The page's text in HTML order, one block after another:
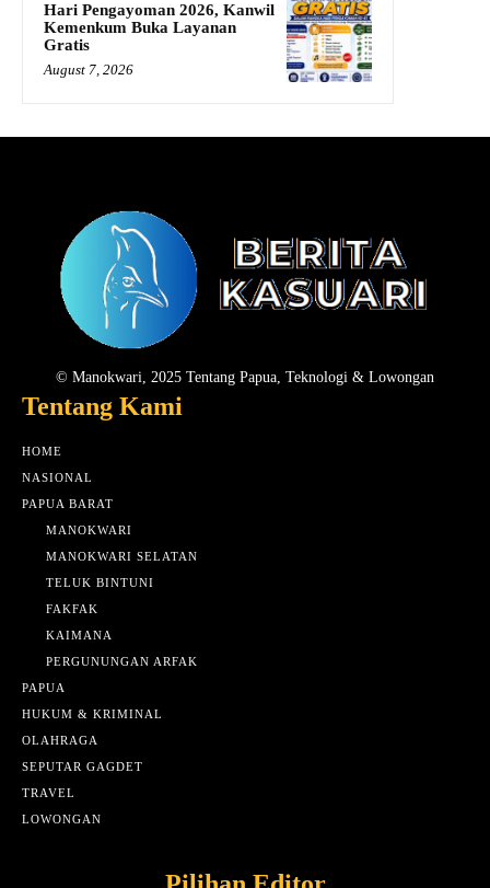
Hari Pengayoman 2026, Kanwil
Kemenkum Buka Layanan
Gratis
August 7, 2026
© Manokwari, 2025 Tentang Papua, Teknologi & Lowongan
Tentang Kami
HOME
NASIONAL
PAPUA BARAT
MANOKWARI
MANOKWARI SELATAN
TELUK BINTUNI
FAKFAK
KAIMANA
PERGUNUNGAN ARFAK
PAPUA
HUKUM & KRIMINAL
OLAHRAGA
SEPUTAR GAGDET
TRAVEL
LOWONGAN